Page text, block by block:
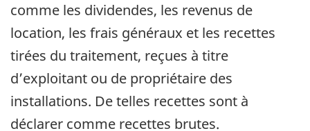
comme les dividendes, les revenus de
location, les frais généraux et les recettes
tirées du traitement, reçues à titre
d’exploitant ou de propriétaire des
installations. De telles recettes sont à
déclarer comme recettes brutes.